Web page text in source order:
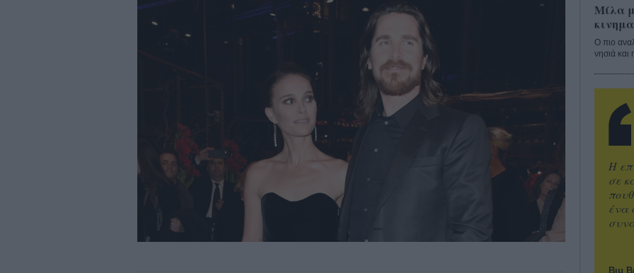
Μίλα
Ο πιο
νησιά και
Βιμ
Η
σε
ένα